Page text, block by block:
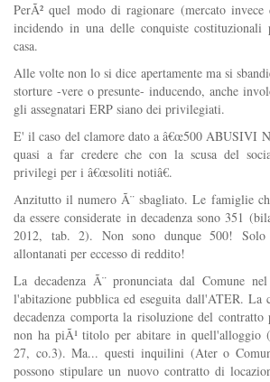
PerÃ² quel modo di ragionare (mercato
incidendo in una delle conquiste
casa.
Alle volte non lo si dice apertamente ma si
storture -vere o presunte- inducendo, anche
gli assegnatari ERP siano dei privilegiati.
E' il caso del clamore dato a â€œ500 ABUSIVI
quasi a far credere che con la scusa del
privilegi per i â€œsoliti notiâ€.
Anzitutto il numero Ã¨ sbagliato. Le famiglie
da essere considerate in decadenza sono 351
2012, tab. 2). Non sono dunque 500! Solo
allontanati per eccesso di reddito!
La decadenza Ã¨ pronunciata dal Comune
l'abitazione pubblica ed eseguita dall'ATER. La
decadenza comporta la risoluzione del contratto
non ha piÃ¹ titolo per abitare in quell'alloggio
27, co.3). Ma... questi inquilini (Ater o
possono stipulare un nuovo contratto di